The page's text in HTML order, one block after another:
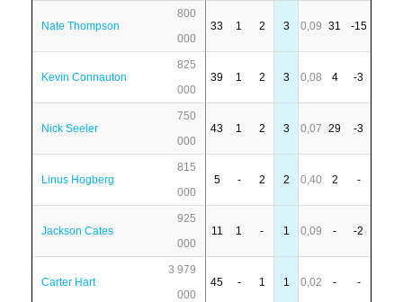
Nate Thompson
800
000
33 1 2 3 0,09 31 -15
Kevin Connauton
825
000
39 1 2 3 0,08 4 -3
Nick Seeler
750
000
43 1 2 3 0,07 29 -3
Linus Hogberg
815
000
5 - 2 2 0,40 2 -
Jackson Cates
925
000
11 1 - 1 0,09 - -2
Carter Hart
3 979
000
45 - 1 1 0,02 - -